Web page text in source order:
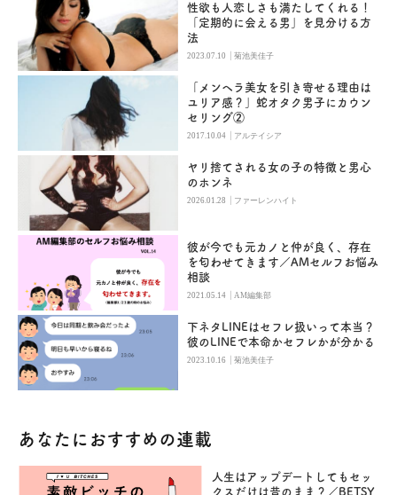
性欲も人恋しさも満たしてくれる！
「定期的に会える男」を見分ける方
法
2023.07.10 |菊池美佳子
「メンヘラ美女を引き寄せる理由は
ユリア感？」蛇オタク男子にカウン
セリング②
2017.10.04 | アルテイシア
ヤリ捨てされる女の子の特徴と男心
のホンネ
2026.01.28 | ファーレンハイト
彼が今でも元カノと仲が良く、存在
を匂わせてきます／AMセルフお悩み
相談
2021.05.14 |AM編集部
下ネタLINEはセフレ扱いって本当？
彼のLINEで本命かセフレかが分かる
2023.10.16 |菊池美佳子
あなたにおすすめの連載
人生はアップデートしてもセッ
クスだけは昔のまま？／BETSY